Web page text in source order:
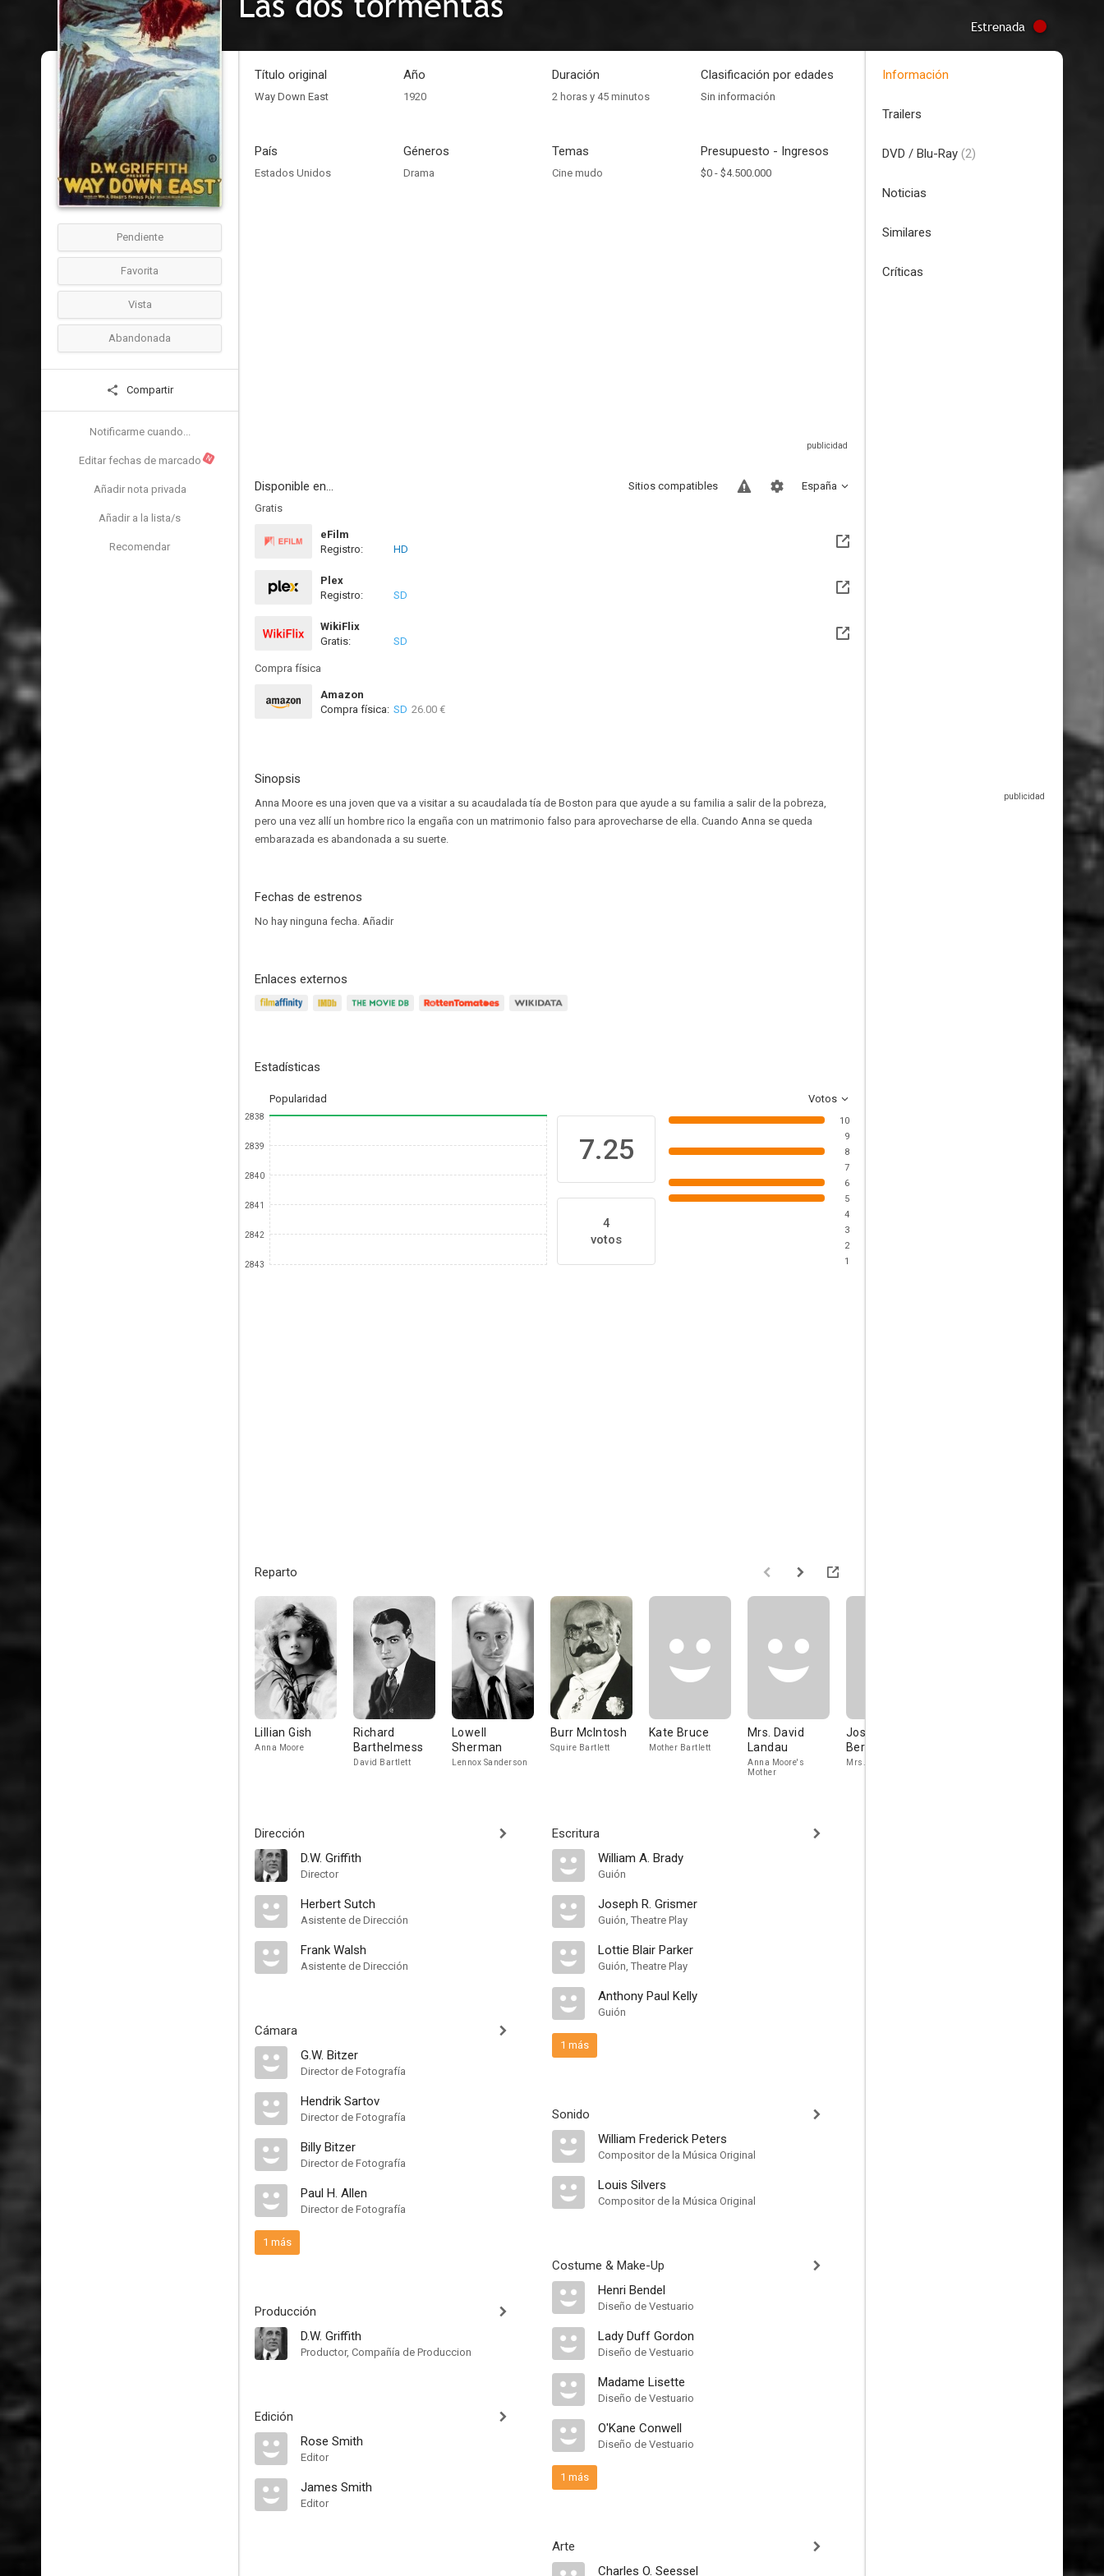
Estrenada
Pendiente
Favorita
Vista
Abandonada
Compartir
Notificarme cuando...
Editar fechas de marcado N
Añadir nota privada
Añadir a la lista/s
Recomendar
Título original
Way Down East
Año
1920
Duración
2 horas y 45 minutos
Clasificación por edades
Sin información
País
Estados Unidos
Géneros
Drama
Temas
Cine mudo
Presupuesto - Ingresos
$0 - $4.500.000
Disponible en... España
Sitios compatibles
Gratis
eFilm
Registro:
HD
Plex
Registro:
SD
WikiFlix
Gratis:
SD
Compra física
Amazon
Compra física: SD 26.00 €
Sinopsis
Anna Moore es una joven que va a visitar a su acaudalada tía de Boston para que ayude a su familia a salir de la pobreza,
pero una vez allí un hombre rico la engaña con un matrimonio falso para aprovecharse de ella. Cuando Anna se queda
embarazada es abandonada a su suerte.
Fechas de estrenos
No hay ninguna fecha. Añadir
Enlaces externos
Estadísticas
Popularidad Votos
2838
2839
2840
2841
2842
2843
7.25
4
votos
10
9
8
7
6
5
4
3
2
1
Reparto
Lillian Gish
Anna Moore
Richard
Barthelmess
David Bartlett
Lowell
Sherman
Lennox Sanderson
Burr McIntosh
Squire Bartlett
Kate Bruce
Mother Bartlett
Mrs. David
Landau
Anna Moore's
Mother
Josephine
Bernard
Mrs. Emma Tremont
Dirección
D.W. Griffith
Director
Herbert Sutch
Asistente de Dirección
Frank Walsh
Asistente de Dirección
Cámara
G.W. Bitzer
Director de Fotografía
Hendrik Sartov
Director de Fotografía
Billy Bitzer
Director de Fotografía
Paul H. Allen
Director de Fotografía
1 más
Producción
D.W. Griffith
Productor, Compañía de Produccion
Edición
Rose Smith
Editor
James Smith
Editor
Escritura
William A. Brady
Guión
Joseph R. Grismer
Guión, Theatre Play
Lottie Blair Parker
Guión, Theatre Play
Anthony Paul Kelly
Guión
1 más
Sonido
William Frederick Peters
Compositor de la Música Original
Louis Silvers
Compositor de la Música Original
Costume & Make-Up
Henri Bendel
Diseño de Vestuario
Lady Duff Gordon
Diseño de Vestuario
Madame Lisette
Diseño de Vestuario
O'Kane Conwell
Diseño de Vestuario
1 más
Arte
Charles O. Seessel
Información
Trailers
DVD / Blu-Ray (2)
Noticias
Similares
Críticas